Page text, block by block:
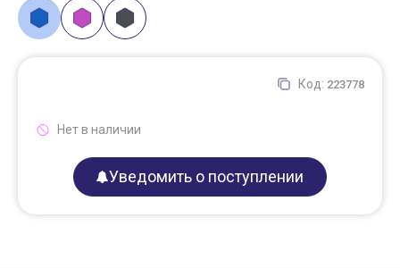
Код: 223778
Нет в наличии
Уведомить о поступлении